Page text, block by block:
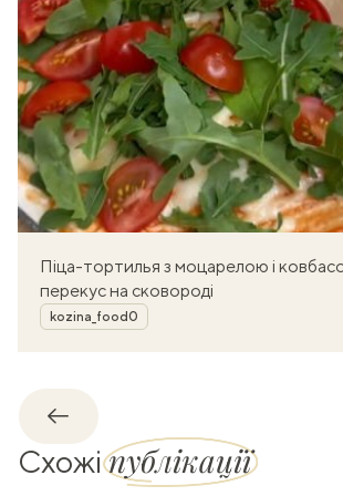
Піца-тортилья з моцарелою і
перекус на сковороді
Автор
kozina_food0
Назад
Схожіпублікації